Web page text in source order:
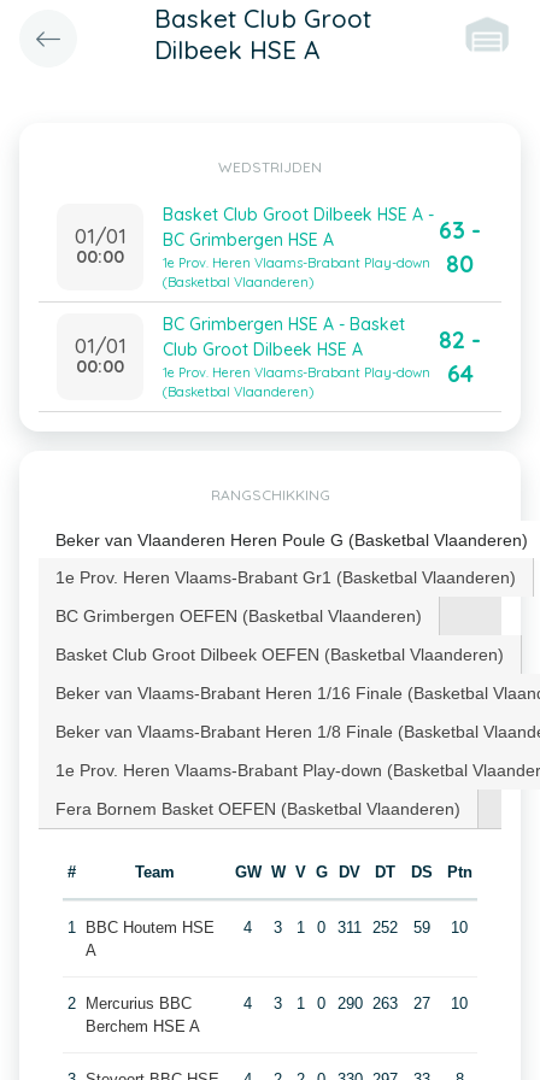
Basket Club Groot
Dilbeek HSE A
WEDSTRIJDEN
01/01
00:00
Basket Club Groot Dilbeek HSE A -
BC Grimbergen HSE A
1e Prov. Heren Vlaams-Brabant Play-down
(Basketbal Vlaanderen)
63 -
80
01/01
00:00
BC Grimbergen HSE A - Basket
Club Groot Dilbeek HSE A
1e Prov. Heren Vlaams-Brabant Play-down
(Basketbal Vlaanderen)
82 -
64
RANGSCHIKKING
Beker van Vlaanderen Heren Poule G (Basketbal Vlaanderen)
1e Prov. Heren Vlaams-Brabant Gr1 (Basketbal Vlaanderen)
BC Grimbergen OEFEN (Basketbal Vlaanderen)
Basket Club Groot Dilbeek OEFEN (Basketbal Vlaanderen)
Beker van Vlaams-Brabant Heren 1/16 Finale (Basketbal
Beker van Vlaams-Brabant Heren 1/8 Finale (Basketbal
1e Prov. Heren Vlaams-Brabant Play-down (Basketbal
Fera Bornem Basket OEFEN (Basketbal Vlaanderen)
# Team GW W V G DV DT DS Ptn
1
BBC Houtem HSE
A
4 3 1 0 311 252 59 10
2
Mercurius BBC
Berchem HSE A
4 3 1 0 290 263 27 10